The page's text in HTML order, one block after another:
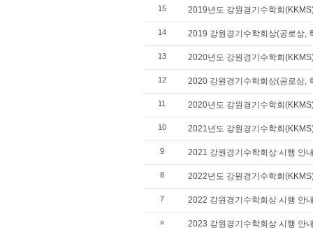
15 2019년도 강원경기수학회
14 2019 강원경기수학회상(공로상,
13 2020년도 강원경기수학회
12 2020 강원경기수학회상(공로상,
11 2020년도 강원경기수학회
10 2021년도 강원경기수학회
9 2021 강원경기수학회상 시행 안
8 2022년도 강원경기수학회
7 2022 강원경기수학회상 시행 안
» 2023 강원경기수학회상 시행 안